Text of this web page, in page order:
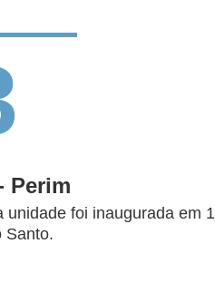
Perim
foi inaugurada em
Santo.